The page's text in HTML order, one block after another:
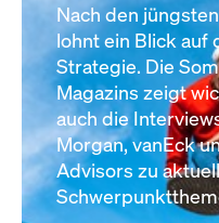
Nach den
lohnt ein Blick auf
Strategie. Die
Magazins zeigt
auch die
Morgan, vanEck
Advisors zu